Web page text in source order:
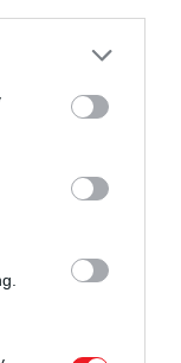
or more Google
You may click to
party tags to
in below Google
stabil
– a lényeg,
fixen a helyén
a belső
akkor, ha
papucsot. Ez
segíti,
és a lábfej